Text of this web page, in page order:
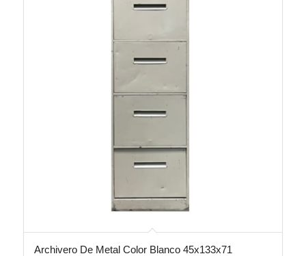
Archivero De Metal Color Blanco 45x133x71